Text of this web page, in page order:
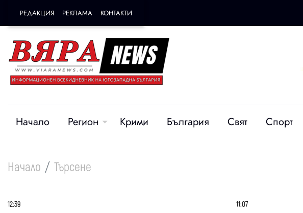
РЕДАКЦИЯ РЕКЛАМА КОНТАКТИ
Начало Регион Крими България Свят Спорт
Начало Търсене
12:39 11:07